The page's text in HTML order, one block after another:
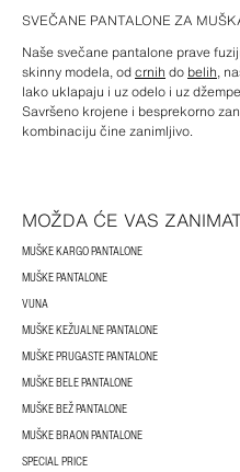
SVEČANE PANTALONE ZA
Naše svečane pantalone prave
skinny modela, odcrnih do belih,
lako uklapaju i uz odelo i uz
Savršeno krojene i besprekorno
kombinaciju čine zanimljivo.
MOŽDA ĆE VAS
MUŠKE KARGO PANTALONE
MUŠKE PANTALONE
VUNA
MUŠKE KEŽUALNE PANTALONE
MUŠKE PRUGASTE PANTALONE
MUŠKE BELE PANTALONE
MUŠKE BEŽ PANTALONE
MUŠKE BRAON PANTALONE
SPECIAL PRICE